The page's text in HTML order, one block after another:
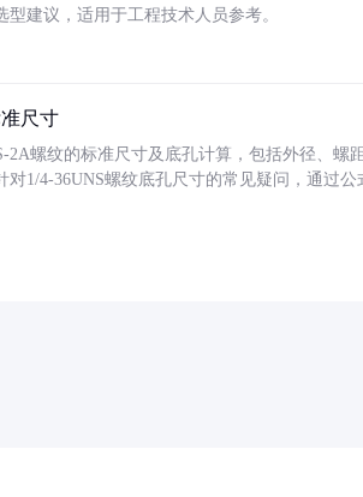
建议，适用于工程技术人员参考。
尺寸
2A螺纹的标准尺寸及底孔计算，包括外径、螺
对1/4-36UNS螺纹底孔尺寸的常见疑问，通过